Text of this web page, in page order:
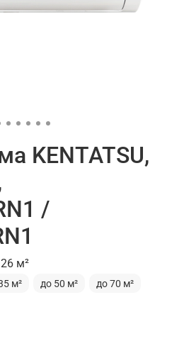
KENTATSU,
/
м²
м² до 50 м² до 70 м²